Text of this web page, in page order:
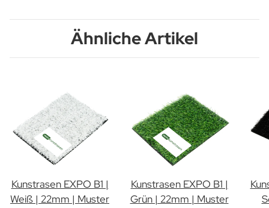
Ähnliche Artikel
Kunstrasen EXPO B1 |
Weiß | 22mm | Muster
Kunstrasen EXPO B1 |
Grün | 22mm | Muster